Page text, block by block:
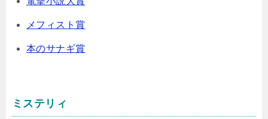
メフィスト賞
本のサナギ賞
ミステリィ